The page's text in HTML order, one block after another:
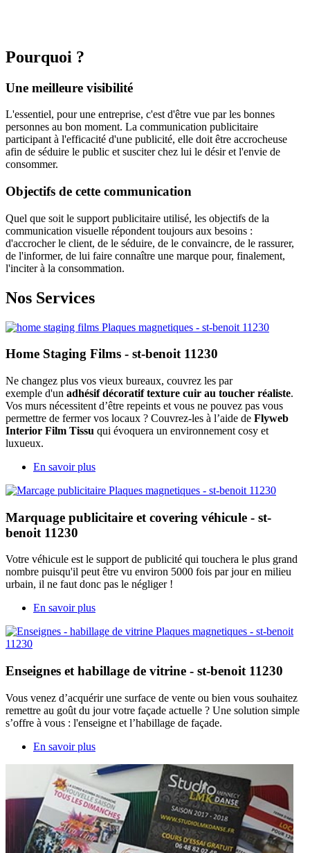
Pourquoi ?
Une meilleure visibilité
L'essentiel, pour une entreprise, c'est d'être vue par les bonnes
personnes au bon moment. La communication publicitaire
participant à l'efficacité d'une publicité, elle doit être accrocheuse
afin de séduire le public et susciter chez lui le désir et l'envie de
consommer.
Objectifs de cette communication
Quel que soit le support publicitaire utilisé, les objectifs de la
communication visuelle répondent toujours aux besoins :
d'accrocher le client, de le séduire, de le convaincre, de le rassurer,
de l'informer, de lui faire connaître une marque pour, finalement,
l'inciter à la consommation.
Nos Services
Home Staging Films - st-benoit 11230
Ne changez plus vos vieux bureaux, couvrez les par
exemple d'un adhésif décoratif texture cuir au toucher réaliste.
Vos murs nécessitent d’être repeints et vous ne pouvez pas vous
permettre de fermer vos locaux ? Couvrez-les à l’aide de Flyweb
Interior Film Tissu qui évoquera un environnement cosy et
luxueux.
En savoir plus
Marquage publicitaire et covering véhicule - st-
benoit 11230
Votre véhicule est le support de publicité qui touchera le plus grand
nombre puisqu'il peut être vu environ 5000 fois par jour en milieu
urbain, il ne faut donc pas le négliger !
En savoir plus
Enseignes et habillage de vitrine - st-benoit 11230
Vous venez d’acquérir une surface de vente ou bien vous souhaitez
remettre au goût du jour votre façade actuelle ? Une solution simple
s’offre à vous : l'enseigne et l’habillage de façade.
En savoir plus